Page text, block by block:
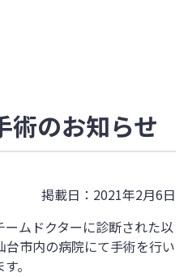
術のお知らせ
掲載日：2021年2月6日
ムドクターに診断された以
市内の病院にて手術を行い
。